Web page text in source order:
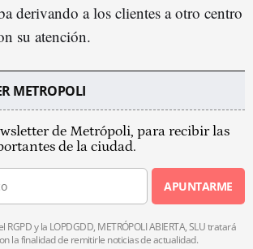
derivando a los clientes a otro centro
su atención.
METROPOLI
de Metrópoli, para recibir las
de la ciudad.
APUNTARME
y la LOPDGDD, METRÓPOLI ABIERTA, SLU tratará
la finalidad de remitirle noticias de actualidad.